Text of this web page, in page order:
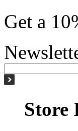
Get a
Store